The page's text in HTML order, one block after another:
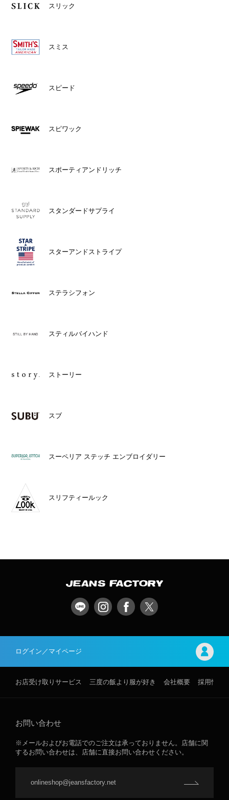
スリック
スミス
スピード
スピワック
スポーティアンドリッチ
スタンダードサプライ
スターアンドストライプ
ステラシフォン
スティルバイハンド
ストーリー
スブ
スーペリア ステッチ エンブロイダリー
スリフティールック
ログイン／マイページ
お店受け取りサービス 三度の飯より服が好き 会社概要 採用情報
お問い合わせ
※メールおよびお電話でのご注文は承っておりません。店舗に関
するお問い合わせは、店舗に直接お問い合わせください。
onlineshop@jeansfactory.net